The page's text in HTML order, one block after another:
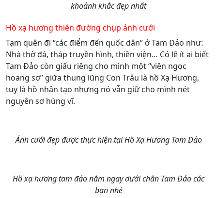
khoảnh khắc đẹp nhất
Hồ xạ hương thiên đường chụp ảnh cưới
Tạm quên đi “các điểm đến quốc dân” ở Tam Đảo như:
Nhà thờ đá, tháp truyền hình, thiền viện… Có lẽ ít ai biết
Tam Đảo còn giấu riêng cho mình một “viên ngọc
hoang sơ” giữa thung lũng Con Trâu là hồ Xạ Hương,
tuy là hồ nhân tạo nhưng nó vẫn giữ cho mình nét
nguyên sơ hùng vĩ.
Ảnh cưới đẹp được thực hiện tại Hồ Xạ Hương Tam Đảo
Hồ xạ hương tam đảo nằm ngay dưới chân Tam Đảo các
bạn nhé